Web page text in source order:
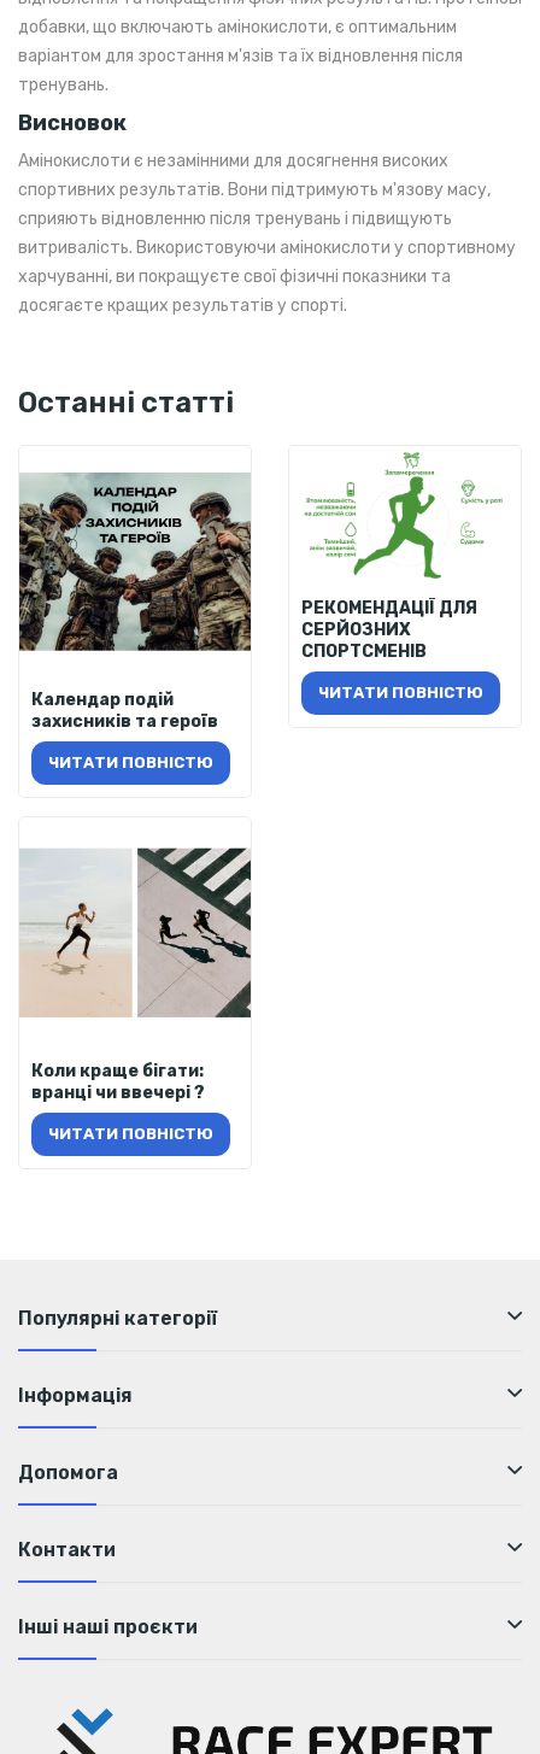
добавки, що включають амінокислоти, є оптимальним
варіантом для зростання м'язів та їх відновлення після
тренувань.
Висновок
Амінокислоти є незамінними для досягнення високих
спортивних результатів. Вони підтримують м'язову масу,
сприяють відновленню після тренувань і підвищують
витривалість. Використовуючи амінокислоти у спортивному
харчуванні, ви покращуєте свої фізичні показники та
досягаєте кращих результатів у спорті.
Останні статті
Календар подій
захисників та героїв
ЧИТАТИ ПОВНІСТЮ
РЕКОМЕНДАЦІЇ ДЛЯ
СЕРЙОЗНИХ
СПОРТСМЕНІВ
ЧИТАТИ ПОВНІСТЮ
Коли краще бігати:
вранці чи ввечері ?
ЧИТАТИ ПОВНІСТЮ
Популярні категорії
Інформація
Допомога
Контакти
Інші наші проєкти